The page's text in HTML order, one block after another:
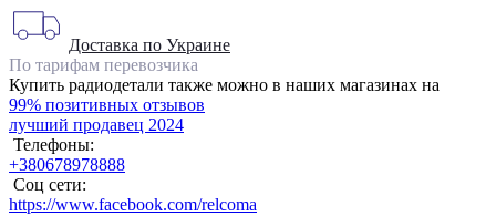
Доставка по Украине
По тарифам перевозчика
Купить радиодетали также можно в наших магазинах на
99% позитивных отзывов
лучший продавец 2024
Телефоны:
+380678978888
Соц сети:
https://www.facebook.com/relcoma